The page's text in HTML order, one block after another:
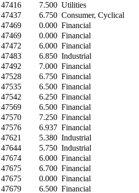
47416 7.500 Utilities
47437 6.750 Consumer, Cyclical
47469 0.000 Financial
47469 0.000 Financial
47472 6.000 Financial
47483 6.850 Industrial
47492 7.000 Financial
47528 6.750 Financial
47535 6.500 Financial
47542 6.250 Financial
47569 6.500 Financial
47570 7.250 Financial
47576 6.937 Financial
47621 5.380 Industrial
47644 5.750 Industrial
47674 6.000 Financial
47675 6.700 Financial
47675 0.000 Financial
47679 6.500 Financial